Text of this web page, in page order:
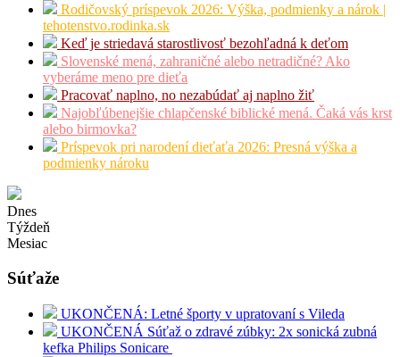
Rodičovský príspevok 2026: Výška, podmienky a nárok |
tehotenstvo.rodinka.sk
Keď je striedavá starostlivosť bezohľadná k deťom
Slovenské mená, zahraničné alebo netradičné? Ako
vyberáme meno pre dieťa
Pracovať naplno, no nezabúdať aj naplno žiť
Najobľúbenejšie chlapčenské biblické mená. Čaká vás krst
alebo birmovka?
Príspevok pri narodení dieťaťa 2026: Presná výška a
podmienky nároku
Dnes
Týždeň
Mesiac
Súťaže
UKONČENÁ: Letné športy v upratovaní s Vileda
UKONČENÁ Súťaž o zdravé zúbky: 2x sonická zubná
kefka Philips Sonicare